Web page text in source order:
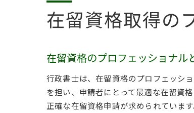
在留資格取得の
在留資格のプロフェッショナル
行政書士は、在留資格のプロフェッシ
を担い、申請者にとって最適な在留資
正確な在留資格申請が求められていま